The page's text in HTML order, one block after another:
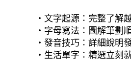
‧文字起源：完整了解
‧字母寫法：圖解筆劃
‧發音技巧：詳細說明
‧生活單字：精選立刻